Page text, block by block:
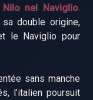
nel Naviglio.
double origine,
le Naviglio pour
sans manche
l’italien poursuit